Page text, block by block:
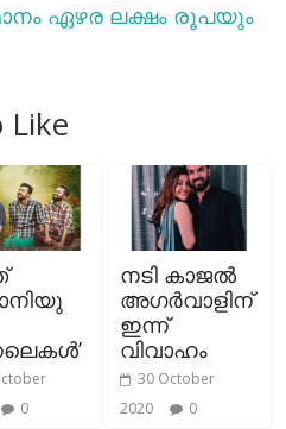
ഏഴര ലക്ഷം രൂപയും
Like
0
നടി കാജൽ
അഗർവാളിന്
ഇന്ന്
വിവാഹം
30 October
2020
0